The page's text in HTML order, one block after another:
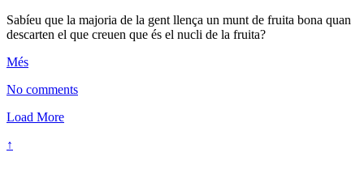
Sabíeu que la majoria de la gent llença un munt de fruita bona quan
descarten el que creuen que és el nucli de la fruita?
Més
No comments
Load More
↑